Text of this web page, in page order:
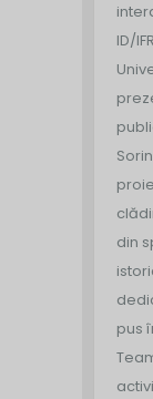
ID/
din
pus